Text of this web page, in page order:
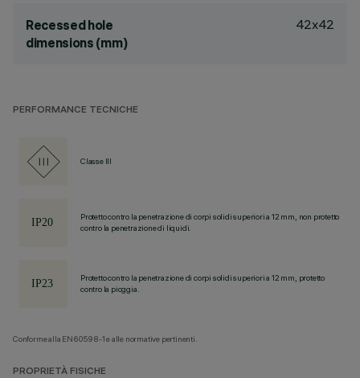
Recessed hole
dimensions (mm)
42x42
PERFORMANCE TECNICHE
Classe III
Protetto contro la penetrazione di corpi solidi superiori a 12 mm, non protetto
contro la penetrazione di liquidi.
Protetto contro la penetrazione di corpi solidi superiori a 12 mm, protetto
contro la pioggia.
Conforme alla EN60598-1 e alle normative pertinenti.
PROPRIETÀ FISICHE